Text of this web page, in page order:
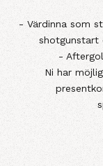
- Värdinna som
shotgunstart
-
Ni har